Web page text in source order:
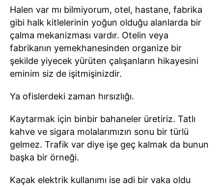
Halen var mı bilmiyorum, otel, hastane, fabrika
gibi halk kitlelerinin yoğun olduğu alanlarda bir
çalma mekanizması vardır. Otelin veya
fabrikanın yemekhanesinden organize bir
şekilde yiyecek yürüten çalışanların hikayesini
eminim siz de işitmişinizdir.
Ya ofislerdeki zaman hırsızlığı.
Kaytarmak için binbir bahaneler üretiriz. Tatlı
kahve ve sigara molalarımızın sonu bir türlü
gelmez. Trafik var diye işe geç kalmak da bunun
başka bir örneği.
Kaçak elektrik kullanımı ise adi bir vaka oldu